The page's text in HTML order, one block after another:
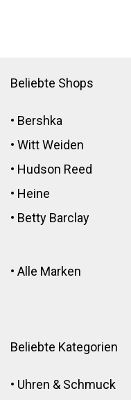
Beliebte Shops
• Bershka
• Witt Weiden
• Hudson Reed
• Heine
• Betty Barclay
• Alle Marken
Beliebte Kategorien
• Uhren & Schmuck